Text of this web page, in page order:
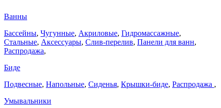
Ванны
Бассейны, Чугунные, Акриловые, Гидромассажные,
Стальные, Аксессуары, Слив-перелив, Панели для ванн,
Распродажа,
Биде
Подвесные, Напольные, Сиденья, Крышки-биде, Распродажа ,
Умывальники